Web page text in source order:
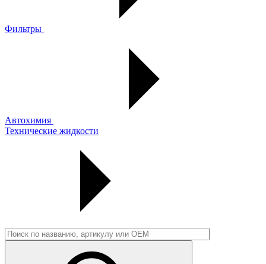
Фильтры
Автохимия
Технические жидкости